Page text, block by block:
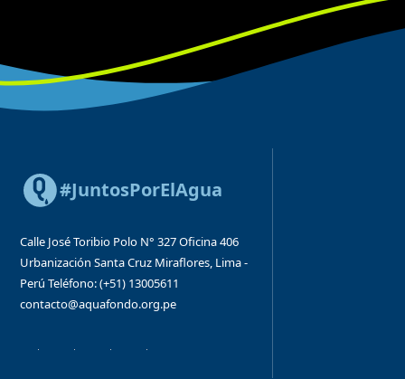
#JuntosPorElAgua
Calle José Toribio Polo N° 327Oficina 406
Urbanización Santa Cruz Miraflores, Lima -
Perú Teléfono: (+51) 13005611
contacto@aquafondo.org.pe